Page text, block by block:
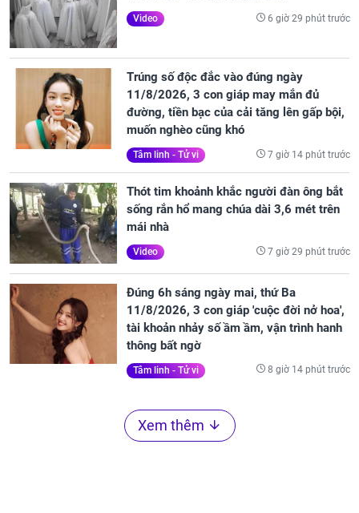
Video 6 giờ 29 phút trước
Trúng số độc đắc vào đúng ngày
11/8/2026, 3 con giáp may mắn đủ
đường, tiền bạc của cải tăng lên gấp bội,
muốn nghèo cũng khó
Tâm linh - Tử vi 7 giờ 14 phút trước
Thót tim khoảnh khắc người đàn ông bắt
sống rắn hổ mang chúa dài 3,6 mét trên
mái nhà
Video 7 giờ 29 phút trước
Đúng 6h sáng ngày mai, thứ Ba
11/8/2026, 3 con giáp 'cuộc đời nở hoa',
tài khoản nhảy số ầm ầm, vận trình hanh
thông bất ngờ
Tâm linh - Tử vi 8 giờ 14 phút trước
Xem thêm